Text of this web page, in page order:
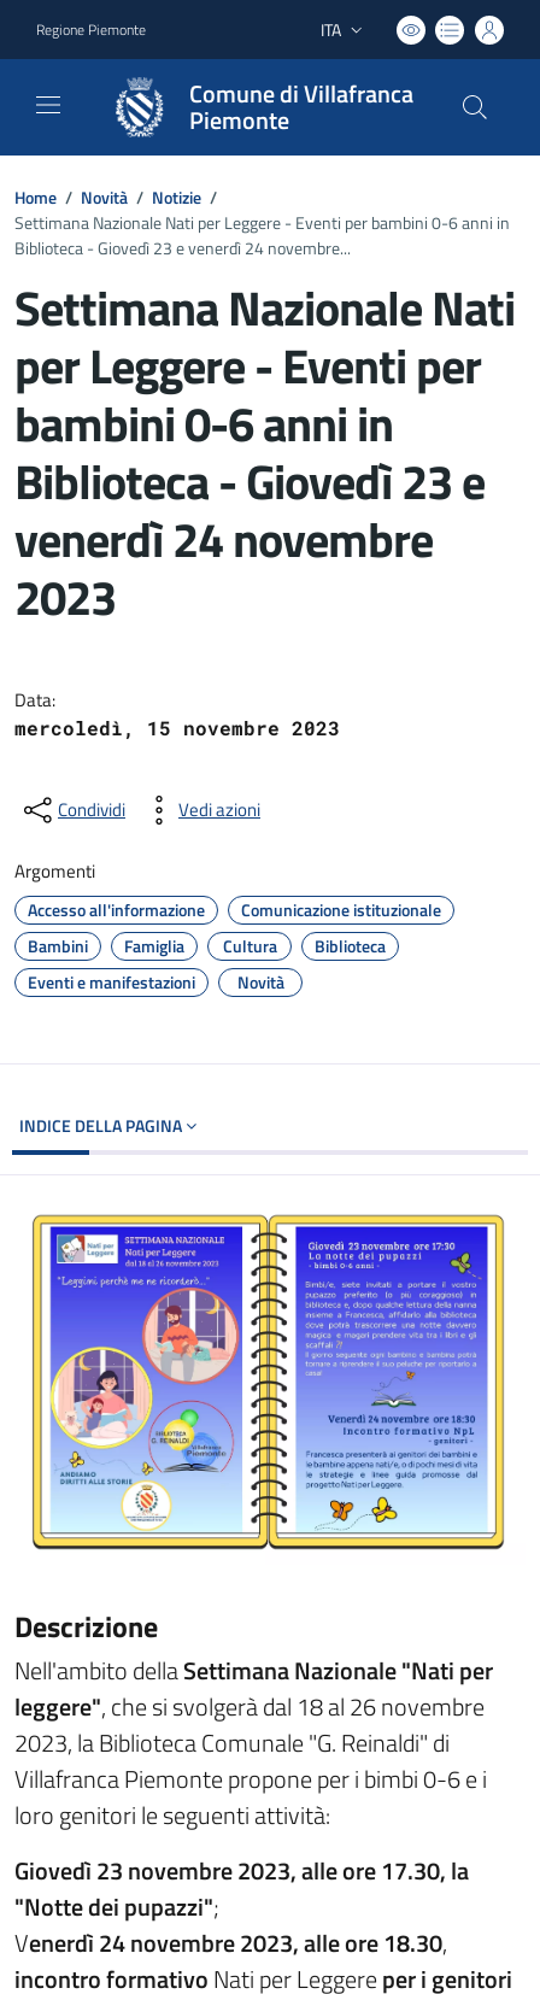
Regione Piemonte Lingua attiva:
ITA
Comune di Villafranca
Piemonte
Home / Novità / Notizie /
Settimana Nazionale Nati per Leggere - Eventi per bambini 0-6 anni in
Biblioteca - Giovedì 23 e venerdì 24 novembre...
Settimana Nazionale Nati
per Leggere - Eventi per
bambini 0-6 anni in
Biblioteca - Giovedì 23 e
venerdì 24 novembre
2023
Data:
mercoledì, 15 novembre 2023
Condividi Vedi azioni
Argomenti
Accesso all'informazione
Comunicazione istituzionale
Bambini
Famiglia Cultura
Biblioteca
Eventi e manifestazioni
Novità
INDICE DELLA PAGINA
Descrizione
Nell'ambito dellaSettimana Nazionale "Nati per
leggere", che si svolgerà dal 18 al 26 novembre
2023, la Biblioteca Comunale "G. Reinaldi" di
Villafranca Piemonte propone per i bimbi 0-6 e i
loro genitori le seguenti attività:
Giovedì 23 novembre 2023, alle ore 17.30, la
"Notte dei pupazzi";
Venerdì 24 novembre 2023, alle ore 18.30,
incontro formativoNati per Leggereper i genitori